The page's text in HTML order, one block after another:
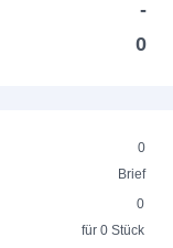
-
0
0
Brief
0
für 0 Stück